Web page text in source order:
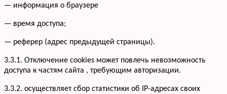
— информация о браузере
— время доступа;
— реферер (адрес предыдущей страницы).
3.3.1. Отключение cookies может повлечь невозможность
доступа к частям сайта , требующим авторизации.
3.3.2. осуществляет сбор статистики об IP-адресах своих